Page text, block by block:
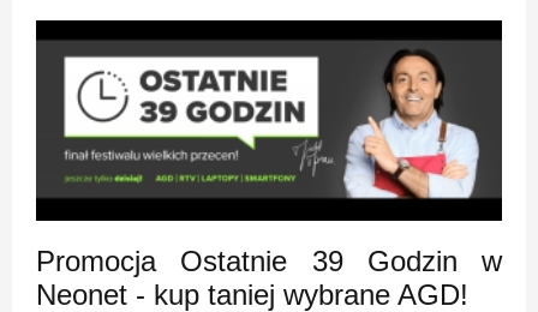
Promocja Ostatnie 39 Godzin w
Neonet - kup taniej wybrane AGD!